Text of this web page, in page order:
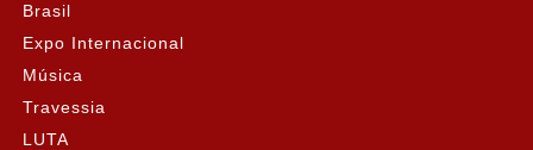
Brasil
Expo Internacional
Música
Travessia
LUTA